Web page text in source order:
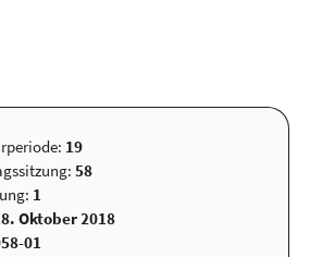
19
58
1
Oktober 2018
01